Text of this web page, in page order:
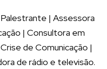
| Assessora
| Consultora em
de Comunicação |
de rádio e televisão.